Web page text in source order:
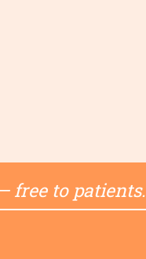
free to patients.